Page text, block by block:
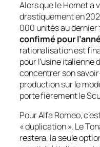
Alors que le Hornet a
drastiquement en
000 unités au
confirmé pour
rationalisation est
pour l’usine italienne
concentrer son
production sur le
porte fièrement le
Pour Alfa Romeo,
« duplication ». Le
restera, la seule